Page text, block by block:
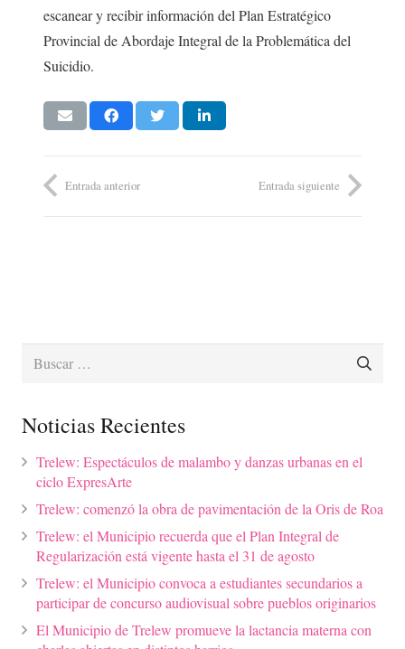
escanear y recibir información del Plan Estratégico
Provincial de Abordaje Integral de la Problemática del
Suicidio.
Entrada anterior Entrada siguiente
Buscar:
Noticias Recientes
Trelew: Espectáculos de malambo y danzas urbanas en el
ciclo ExpresArte
Trelew: comenzó la obra de pavimentación de la Oris de Roa
Trelew: el Municipio recuerda que el Plan Integral de
Regularización está vigente hasta el 31 de agosto
Trelew: el Municipio convoca a estudiantes secundarios a
participar de concurso audiovisual sobre pueblos originarios
El Municipio de Trelew promueve la lactancia materna con